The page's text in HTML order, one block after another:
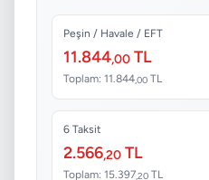
Peşin / Havale / EFT
11.844,00 TL
Toplam: 11.844,00 TL
6 Taksit
2.566,20 TL
Toplam: 15.397,20 TL